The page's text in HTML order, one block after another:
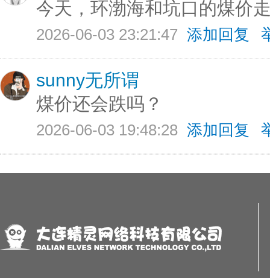
今天，环渤海和坑口的煤价
2026-06-03 23:21:47 添加回复
sunny无所谓
煤价还会跌吗？
2026-06-03 19:48:28 添加回复